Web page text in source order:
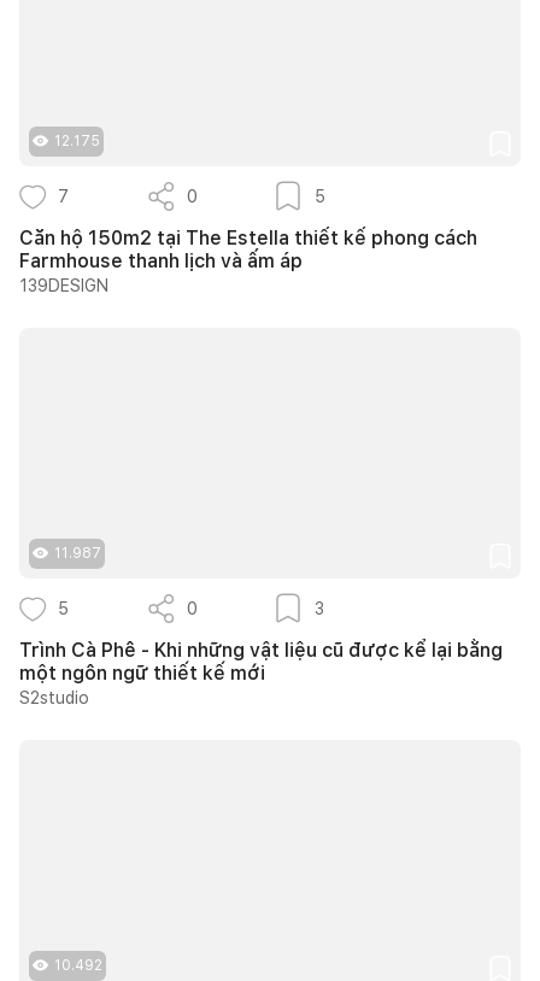
12.175
7 0 5
Căn hộ 150m2 tại The Estella thiết kế phong cách
Farmhouse thanh lịch và ấm áp
139DESIGN
11.987
5 0 3
Trình Cà Phê - Khi những vật liệu cũ được kể lại bằng
một ngôn ngữ thiết kế mới
S2studio
10.492